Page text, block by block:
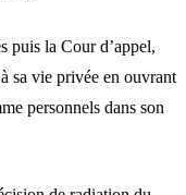
puis la Cour d’appel,
sa vie privée en ouvrant
personnels dans son